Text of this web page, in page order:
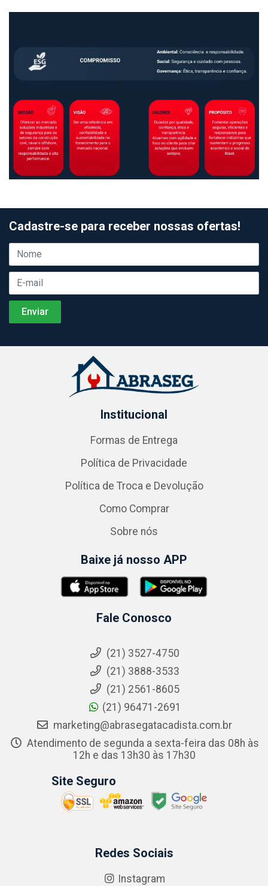
Cadastre-se para receber nossas ofertas!
Institucional
Formas de Entrega
Política de Privacidade
Política de Troca e Devolução
Como Comprar
Sobre nós
Baixe já nosso APP
Fale Conosco
(21) 3527-4750
(21) 3888-3533
(21) 2561-8605
(21) 96471-2691
marketing@abrasegatacadista.com.br
Atendimento de segunda a sexta-feira das 08h às
12h e das 13h30 às 17h30
Site Seguro
Redes Sociais
Instagram